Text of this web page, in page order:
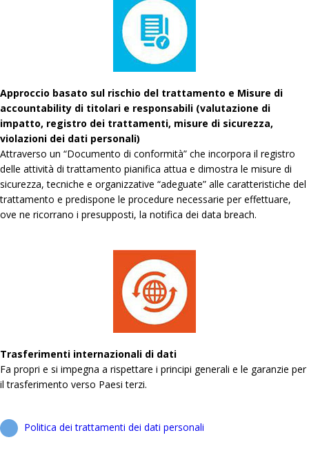
Approccio basato sul rischio del trattamento e Misure di
accountability di titolari e responsabili (valutazione di
impatto, registro dei trattamenti, misure di sicurezza,
violazioni dei dati personali)
Attraverso un “Documento di conformità” che incorpora il registro
delle attività di trattamento pianifica attua e dimostra le misure di
sicurezza, tecniche e organizzative “adeguate” alle caratteristiche del
trattamento e predispone le procedure necessarie per effettuare,
ove ne ricorrano i presupposti, la notifica dei data breach.
Trasferimenti internazionali di dati
Fa propri e si impegna a rispettare i principi generali e le garanzie per
il trasferimento verso Paesi terzi.
Politica dei trattamenti dei dati personali